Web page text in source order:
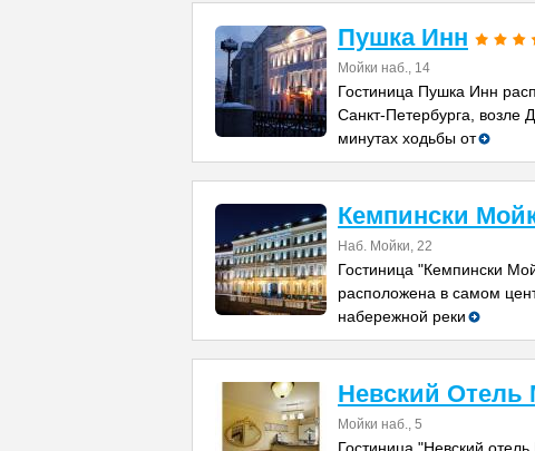
Пушка Инн
Мойки наб., 14
Гостиница Пушка Инн
Санкт-Петербурга, возле
минутах ходьбы от
Кемпински
Наб. Мойки, 22
Гостиница "Кемпински
расположена в самом
набережной реки
Невский Отель
Мойки наб., 5